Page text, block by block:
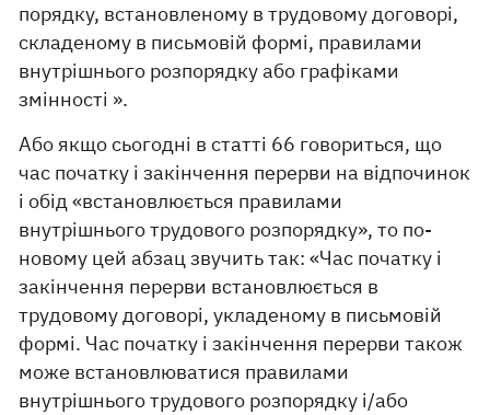
порядку, встановленому в трудовому договорі,
складеному в письмовій формі, правилами
внутрішнього розпорядку або графіками
змінності ».
Або якщо сьогодні в статті 66 говориться, що
час початку і закінчення перерви на відпочинок
і обід «встановлюється правилами
внутрішнього трудового розпорядку», то по-
новому цей абзац звучить так: «Час початку і
закінчення перерви встановлюється в
трудовому договорі, укладеному в письмовій
формі. Час початку і закінчення перерви також
може встановлюватися правилами
внутрішнього трудового розпорядку і/або